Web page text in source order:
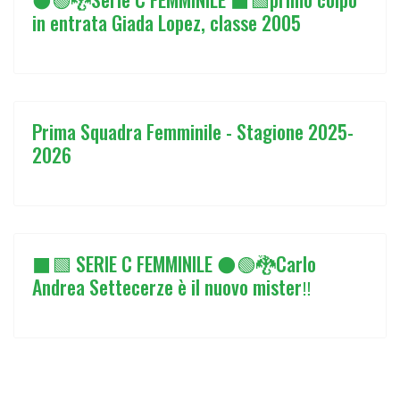
in entrata Giada Lopez, classe 2005
Prima Squadra Femminile - Stagione 2025-
2026
⬛🟩 SERIE C FEMMINILE ⚫🟢🐉Carlo
Andrea Settecerze è il nuovo mister‼️